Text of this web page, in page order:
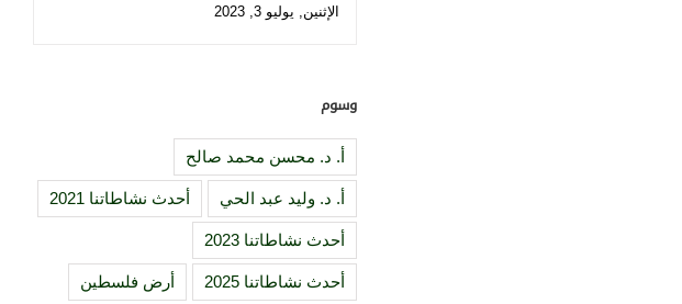
الإثنين, يوليو 3, 2023
وسوم
أ. د. محسن محمد صالح
أ. د. وليد عبد الحي أحدث نشاطاتنا 2021
أحدث نشاطاتنا 2023
أحدث نشاطاتنا 2025 أرض فلسطين